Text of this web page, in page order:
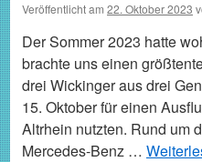
Veröffentlicht am 22. Oktober 2023
Der Sommer 2023 hatte
brachte uns einen
drei Wickinger aus drei
15. Oktober für einen
Altrhein nutzten. Rund um
Mercedes-Benz …